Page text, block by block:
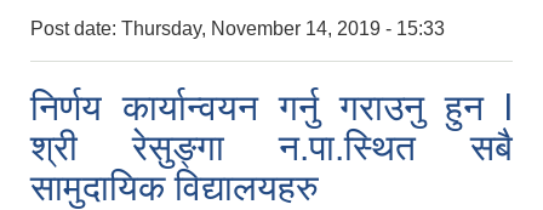
Post date: Thursday, November 14, 2019 - 15:33
निर्णय कार्यान्वयन गर्नु गराउनु हुन l
श्री रेसुङ्गा न.पा.स्थित सबै
सामुदायिक विद्यालयहरु